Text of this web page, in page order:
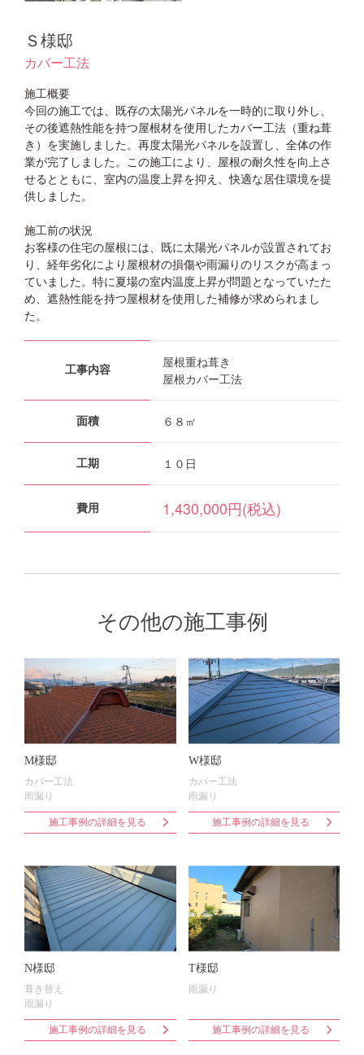
Ｓ様邸
カバー工法
施工概要
今回の施工では、既存の太陽光パネルを一時的に取り外し、
その後遮熱性能を持つ屋根材を使用したカバー工法（重ね葺
き）を実施しました。再度太陽光パネルを設置し、全体の作
業が完了しました。この施工により、屋根の耐久性を向上さ
せるとともに、室内の温度上昇を抑え、快適な居住環境を提
供しました。
施工前の状況
お客様の住宅の屋根には、既に太陽光パネルが設置されてお
り、経年劣化により屋根材の損傷や雨漏りのリスクが高まっ
ていました。特に夏場の室内温度上昇が問題となっていたた
め、遮熱性能を持つ屋根材を使用した補修が求められまし
た。
工事内容
屋根重ね葺き
屋根カバー工法
面積 ６８㎡
工期 １０日
費用 1,430,000円(税込)
その他の施工事例
M様邸
カバー工法
雨漏り
施工事例の詳細を見る
W様邸
カバー工法
雨漏り
施工事例の詳細を見る
N様邸
葺き替え
雨漏り
施工事例の詳細を見る
T様邸
雨漏り
施工事例の詳細を見る